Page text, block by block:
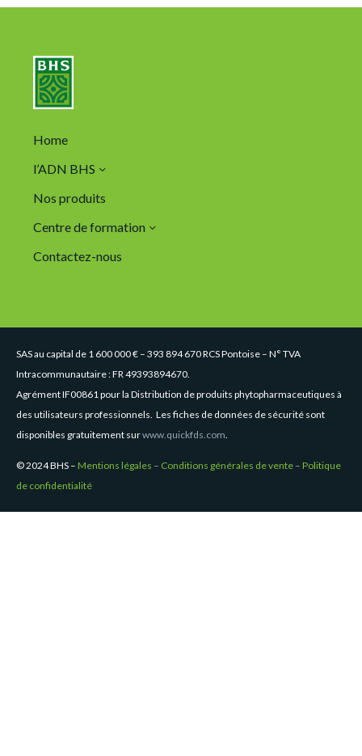
Home
l’ADN BHS
Nos produits
Centre de formation
Contactez-nous
SAS au capital de 1 600 000 € – 393 894 670 RCS Pontoise – N° TVA
Intracommunautaire : FR 49393894670.
Agrément IF00861 pour la Distribution de produits phytopharmaceutiques à
des utilisateurs professionnels. Les fiches de données de sécurité sont
disponibles gratuitement surwww.quickfds.com.
© 2024 BHS – Mentions légales – Conditions générales de vente – Politique
de confidentialité